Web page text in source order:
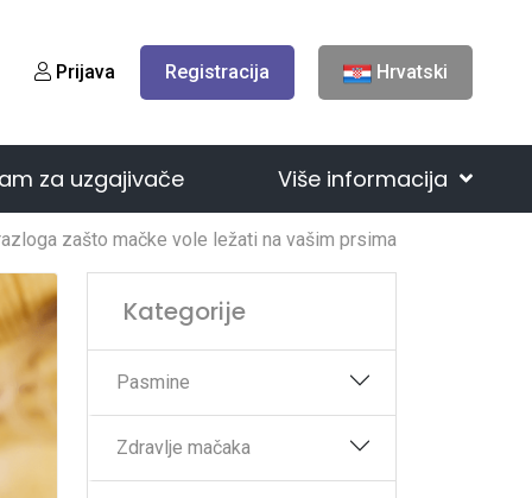
Prijava Registracija Hrvatski
za uzgajivače Više informacija
zašto mačke vole ležati na vašim prsima
Kategorije
Pasmine
Zdravlje mačaka